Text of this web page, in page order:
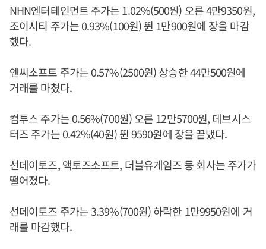
NHN엔터테인먼트 주가는 1.02%(500원) 오른 4만9350원,
조이시티 주가는 0.93%(100원) 뛴 1만900원에 장을 마감
했다.
엔씨소프트 주가는 0.57%(2500원) 상승한 44만500원에
거래를 마쳤다.
컴투스 주가는 0.56%(700원) 오른 12만5700원, 데브시스
터즈 주가는 0.42%(40원) 뛴 9590원에 장을 끝냈다.
선데이토즈, 액토즈소프트, 더블유게임즈 등 회사는 주가가
떨어졌다.
선데이토즈 주가는 3.39%(700원) 하락한 1만9950원에 거
래를 마감했다.